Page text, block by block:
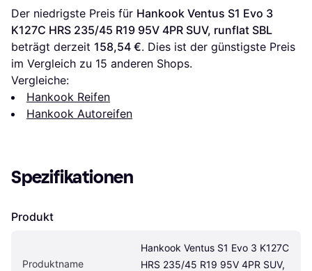
Der niedrigste Preis für Hankook Ventus S1 Evo 3
K127C HRS 235/45 R19 95V 4PR SUV, runflat SBL
beträgt derzeit 158,54 €. Dies ist der günstigste Preis
im Vergleich zu 15 anderen Shops.
Vergleiche:
Hankook Reifen
Hankook Autoreifen
Spezifikationen
Produkt
Produktname
Hankook Ventus S1 Evo 3 K127C
HRS 235/45 R19 95V 4PR SUV,